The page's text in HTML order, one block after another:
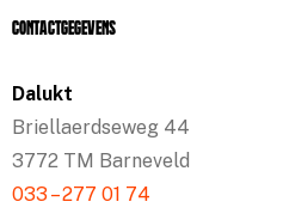
Contactgegevens
Dalukt
Briellaerdseweg 44
3772 TM Barneveld
033 – 277 01 74